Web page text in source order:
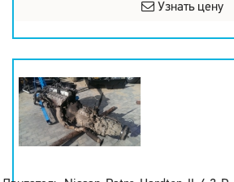
Узнать цену